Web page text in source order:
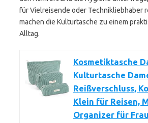
für Vielreisende oder Technikliebhaber
machen die Kulturtasche zu einem
Alltag.
Kosmetiktasche
Kulturtasche
Reißverschluss,
Klein für Reisen,
Organizer für